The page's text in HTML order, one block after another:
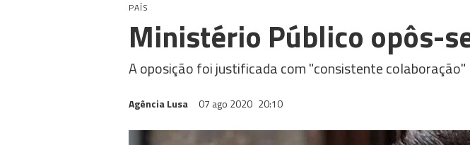
PAÍS
Ministério Público opôs-
A oposição foi justificada com "consistente colaboração"
Agência Lusa 07 ago 2020 20:10